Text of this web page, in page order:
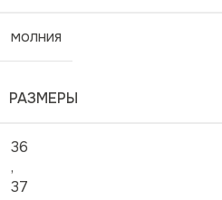
молния
РАЗМЕРЫ
36
,
37